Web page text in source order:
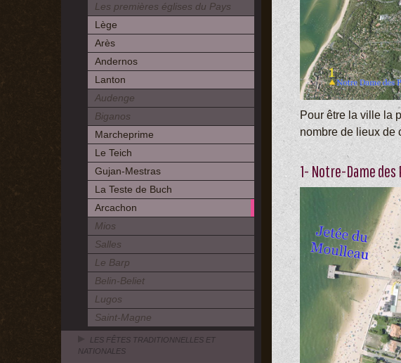
Les premières églises du Pays
Lège
Arès
Andernos
Lanton
Audenge
Biganos
Marcheprime
Le Teich
Gujan-Mestras
La Teste de Buch
Arcachon
Mios
Salles
Le Barp
Belin-Beliet
Lugos
Saint-Magne
LES FÊTES TRADITIONNELLES ET
NATIONALES
Pour être la ville la
nombre de lieux de
1- Notre-Dame des